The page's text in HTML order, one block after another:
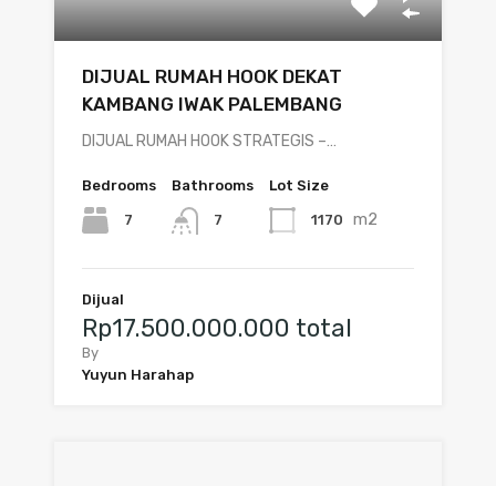
DIJUAL RUMAH HOOK DEKAT
KAMBANG IWAK PALEMBANG
DIJUAL RUMAH HOOK STRATEGIS –…
Bedrooms
7
Bathrooms
7
Lot Size
1170 m2
Dijual
Rp17.500.000.000 total
By
Yuyun Harahap